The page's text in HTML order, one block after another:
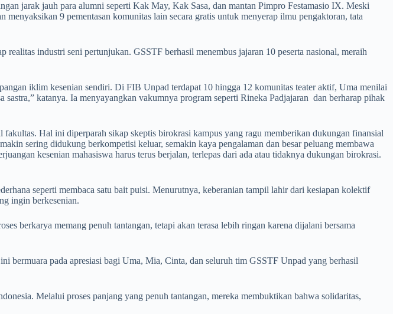
jarak jauh para alumni seperti Kak May, Kak Sasa, dan mantan Pimpro Festamasio IX. Meski
9 pementasan komunitas lain secara gratis untuk menyerap ilmu pengaktoran, tata
industri seni pertunjukan. GSSTF berhasil menembus jajaran 10 peserta nasional, meraih
iklim kesenian sendiri. Di FIB Unpad terdapat 10 hingga 12 komunitas teater aktif, Uma menilai
katanya. Ia menyayangkan vakumnya program seperti Rineka Padjajaran dan berharap pihak
Hal ini diperparah sikap skeptis birokrasi kampus yang ragu memberikan dukungan finansial
sering didukung berkompetisi keluar, semakin kaya pengalaman dan besar peluang membawa
kesenian mahasiswa harus terus berjalan, terlepas dari ada atau tidaknya dukungan birokrasi.
seperti membaca satu bait puisi. Menurutnya, keberanian tampil lahir dari kesiapan kolektif
ingin berkesenian.
berkarya memang penuh tantangan, tetapi akan terasa lebih ringan karena dijalani bersama
bermuara pada apresiasi bagi Uma, Mia, Cinta, dan seluruh tim GSSTF Unpad yang berhasil
Melalui proses panjang yang penuh tantangan, mereka membuktikan bahwa solidaritas,